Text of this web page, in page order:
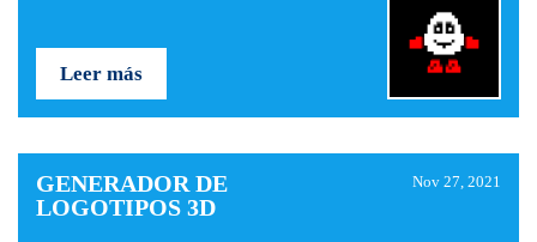
Leer más
GENERADOR DE
LOGOTIPOS 3D
Nov 27, 2021